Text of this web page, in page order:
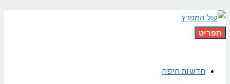
תפריט
חדשות חיפה